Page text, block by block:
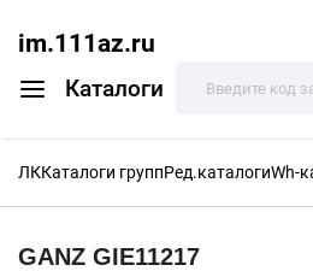
im.111az.ru
Каталоги
ЛККаталоги группРед.каталогиWh-
GANZ GIE11217